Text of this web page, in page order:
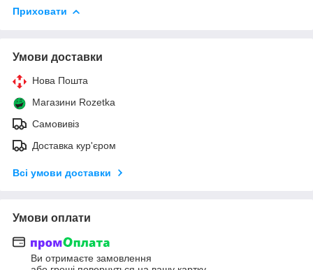
Приховати
Умови доставки
Нова Пошта
Магазини Rozetka
Самовивіз
Доставка кур'єром
Всі умови доставки
Умови оплати
Ви отримаєте замовлення